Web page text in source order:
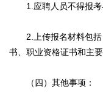
1.应聘人员不得报考
2.上传报名材料包括
书、职业资格证书和主
（四）其他事项：